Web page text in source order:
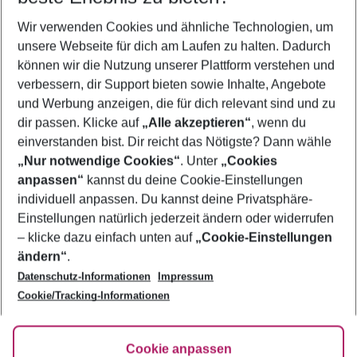
2 Erwachsene Keine Kinder
Mehr Filter anzeigen
Footer
Footer navigation
Über uns
AGB
Bestpreisgarantie
Cookie-Einstellungen ändern
Cookie-Richtlinie
Agenturbetreuung
Barrierefreies Reisen
FAQ
HanseMerkur Reiseversicherung
Folge uns
Wir verwenden Cookies und ähnliche Technologien, um
unsere Webseite für dich am Laufen zu halten. Dadurch
können wir die Nutzung unserer Plattform verstehen und
verbessern, dir Support bieten sowie Inhalte, Angebote
und Werbung anzeigen, die für dich relevant sind und zu
dir passen. Klicke auf „Alle akzeptieren“, wenn du
einverstanden bist. Dir reicht das Nötigste? Dann wähle
„Nur notwendige Cookies“. Unter „Cookies
anpassen“ kannst du deine Cookie-Einstellungen
individuell anpassen. Du kannst deine Privatsphäre-
Einstellungen natürlich jederzeit ändern oder widerrufen
– klicke dazu einfach unten auf „Cookie-Einstellungen
ändern“.
Datenschutz-Informationen
Impressum
Cookie/Tracking-Informationen
Cookie anpassen